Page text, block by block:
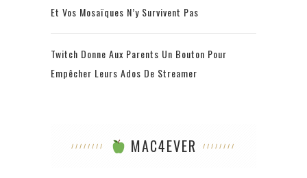
Et Vos Mosaïques N’y Survivent Pas
Twitch Donne Aux Parents Un Bouton Pour
Empêcher Leurs Ados De Streamer
MAC4EVER